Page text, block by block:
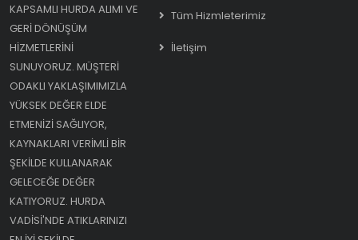
KAPSAMLI HURDA ALIMI VE
GERI DÖNÜŞÜM
HIZMETLERINI
SUNUYORUZ. MÜŞTERI
ODAKLI YAKLAŞIMIMIZLA
YÜKSEK DEĞER ELDE
ETMENIZI SAĞLIYOR,
KAYNAKLARI VERIMLI BIR
ŞEKILDE KULLANARAK
GELECEĞE DEĞER
KATIYORUZ. HURDA
VADISI'NDE ATIKLARINIZI
Tüm Hizmleterimiz
İletişim